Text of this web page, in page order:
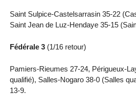
Saint Sulpice-Castelsarrasin 35-22
Saint Jean de Luz-Hendaye 35-15
Fédérale 3 (1/16 retour)
Pamiers-Rieumes 27-24, Périgueux-
qualifié), Salles-Nogaro 38-0 (Salles
13-9.